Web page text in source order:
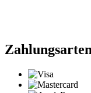
Zahlungsarten